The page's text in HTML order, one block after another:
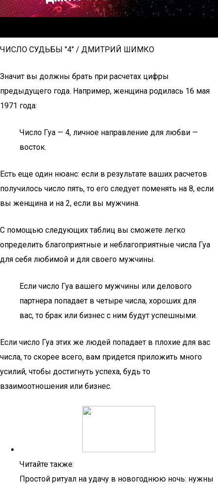
ЧИСЛО СУДЬБЫ "4" / ДМИТРИЙ ШИМКО
Значит вы должны брать при расчетах цифры
предыдущего года. Например, женщина родилась 16 мая
1971 года:
Число Гуа — 4, личное направление для любви —
восток.
Есть еще один нюанс: если в результате ваших расчетов
получилось число пять, то его следует поменять на 8, если
вы женщина и на 2, если вы мужчина.
С помощью следующих таблиц вы сможете легко
определить благоприятные и неблагоприятные числа Гуа
для себя любимой и для своего мужчины.
Если число Гуа вашего мужчины или делового
партнера попадает в четыре числа, хороших для
вас, то брак или бизнес с ним будут успешными.
Если число Гуа этих же людей попадает в плохие для вас
числа, то скорее всего, вам придется приложить много
усилий, чтобы достигнуть успеха, будь то
взаимоотношения или бизнес.
Читайте также:
Простой ритуал на удачу в новогоднюю ночь: нужны